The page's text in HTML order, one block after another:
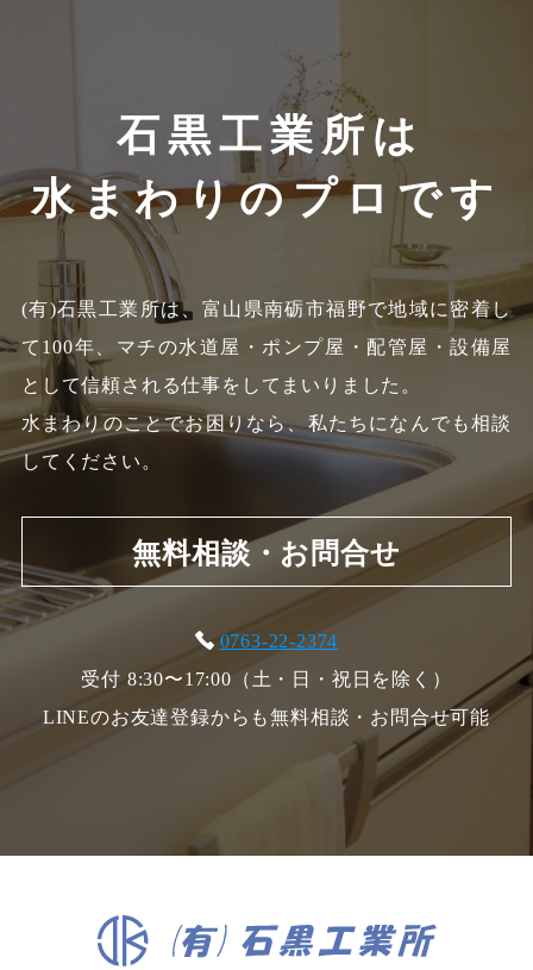
石黒工業所は
水まわりのプロです
(有)石黒工業所は、富山県南砺市福野で地域に密着し
て100年、 マチの水道屋・ポンプ屋・配管屋・設備屋
として信頼される仕事をしてまいりました。
水まわりのことでお困りなら、私たちになんでも相談
してください。
無料相談・お問合せ
0763-22-2374
受付 8:30〜17:00（土・日・祝日を除く）
LINEのお友達登録からも無料相談・お問合せ可能